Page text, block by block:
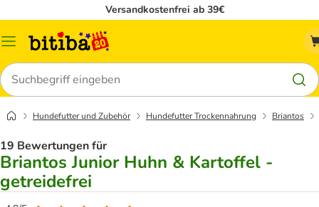
Versandkostenfrei ab 39€
Menü
Suchen
Hundefutter und Zubehör Hundefutter Trockennahrung Briantos
19 Bewertungen für
Briantos Junior Huhn & Kartoffel -
getreidefrei